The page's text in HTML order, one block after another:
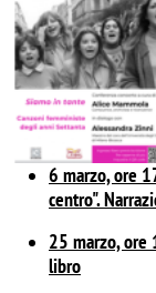
6 marzo, ore
centro".
25 marzo, ore
libro